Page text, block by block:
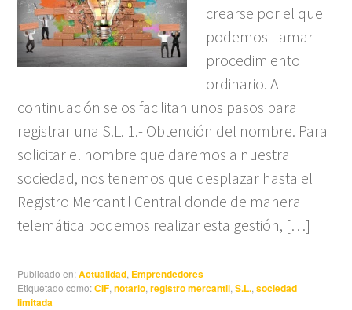
crearse por el que
podemos llamar
procedimiento
ordinario. A
continuación se os facilitan unos pasos para
registrar una S.L. 1.- Obtención del nombre. Para
solicitar el nombre que daremos a nuestra
sociedad, nos tenemos que desplazar hasta el
Registro Mercantil Central donde de manera
telemática podemos realizar esta gestión, […]
Publicado en:Actualidad Emprendedores
Etiquetado como:CIF ,notario ,registro mercantil ,S.L. ,sociedad
limitada